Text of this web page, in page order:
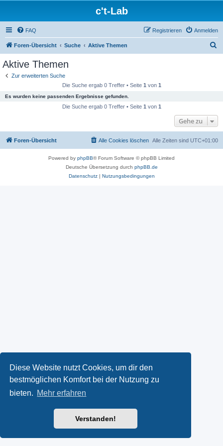
Diese Website nutzt Cookies, um dir den
bestmöglichen Komfort bei der Nutzung zu
bieten. Mehr erfahren
Verstanden!
c't-Lab
FAQ Anmelden
Registrieren
Foren-Übersicht Suche Aktive Themen
Aktive Themen
Zur erweiterten Suche
Die Suche ergab 0 Treffer • Seite 1 von 1
Es wurden keine passenden Ergebnisse gefunden.
Die Suche ergab 0 Treffer • Seite 1 von 1
Gehe zu
Foren-Übersicht Alle Zeiten sind UTC+01:00
Alle Cookies löschen
Powered by phpBB® Forum Software © phpBB Limited
Deutsche Übersetzung durch phpBB.de
Datenschutz| Nutzungsbedingungen